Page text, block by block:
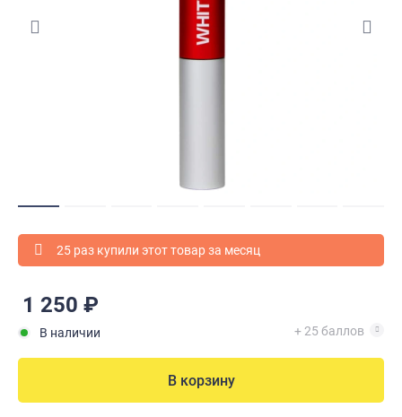
25 раз купили этот товар за месяц
1 250 ₽
В наличии + 25 баллов
В корзину